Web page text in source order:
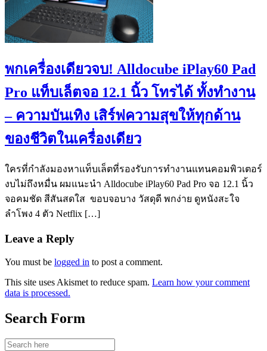
พกเครื่องเดียวจบ! Alldocube iPlay60 Pad
Pro แท็บเล็ตจอ 12.1 นิ้ว โทรได้ ทั้งทำงาน
– ความบันเทิง เสิร์ฟความสุขให้ทุกด้าน
ของชีวิตในเครื่องเดียว
ใครที่กำลังมองหาแท็บเล็ตที่รองรับการทำงานแทนคอมพิวเตอร์
งบไม่ถึงหมื่น ผมแนะนำ Alldocube iPlay60 Pad Pro จอ 12.1 นิ้ว
จอคมชัด สีสันสดใส ขอบจอบาง วัสดุดี พกง่าย ดูหนังสะใจ
ลำโพง 4 ตัว Netflix […]
Leave a Reply
You must be logged in to post a comment.
This site uses Akismet to reduce spam. Learn how your comment
data is processed.
Search Form